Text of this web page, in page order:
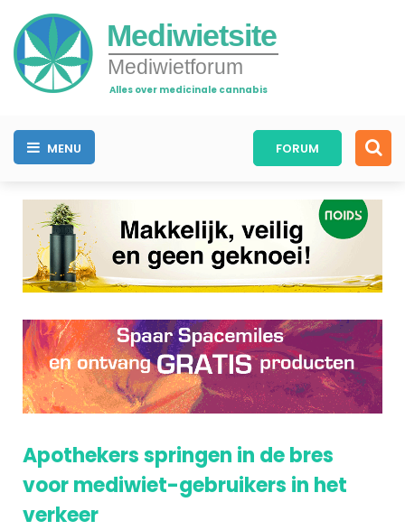
Mediwietsite
Mediwietforum
Alles over medicinale cannabis
MENU FORUM
Apothekers springen in de bres
voor mediwiet-gebruikers in het
verkeer